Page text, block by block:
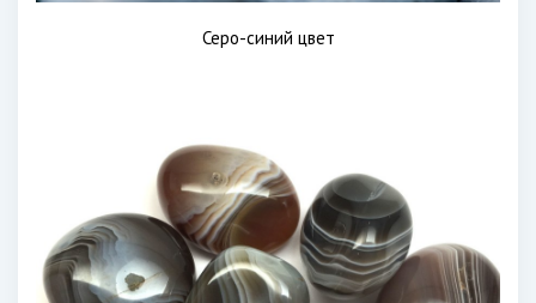
Серо-синий цвет